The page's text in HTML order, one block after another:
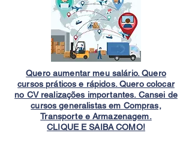
Quero aumentar meu salário. Quero
cursos práticos e rápidos. Quero colocar
no CV realizações importantes. Cansei de
cursos generalistas em Compras,
Transporte e Armazenagem.
CLIQUE E SAIBA COMO!